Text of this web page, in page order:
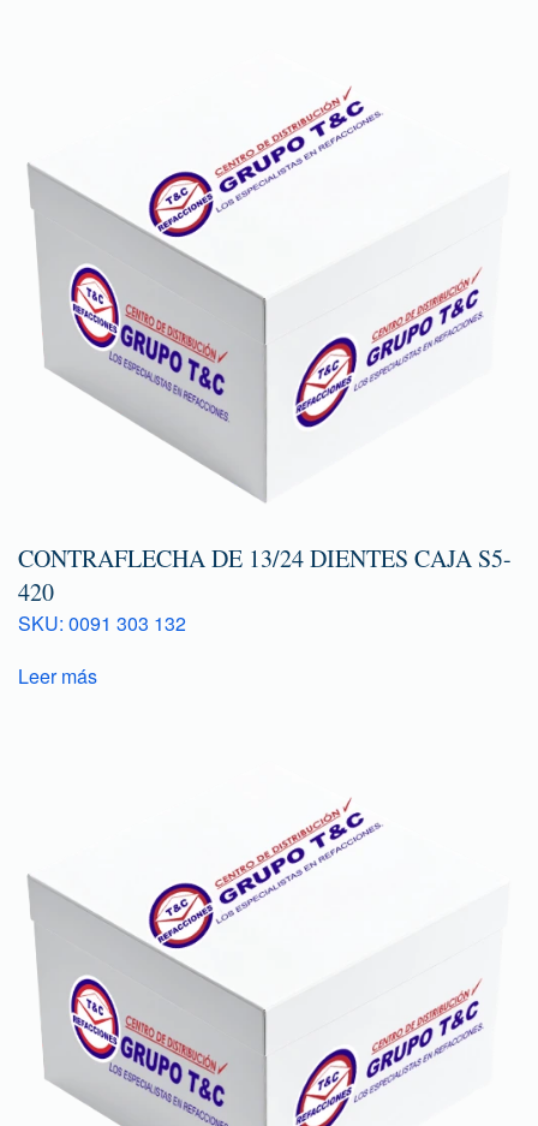
CONTRAFLECHA DE 13/24 DIENTES CAJA S5-
420
SKU: 0091 303 132
Leer más